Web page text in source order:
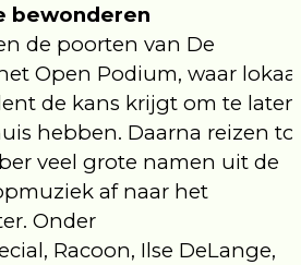
bewonderen
de poorten van De
Open Podium, waar lokaal
de kans krijgt om te laten
hebben. Daarna reizen
veel grote namen uit de
af naar het
Onder
Racoon, Ilse DeLange,